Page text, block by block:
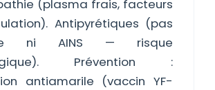
(plasma frais, facteurs
Antipyrétiques (pas
ni AINS — risque
Prévention :
antiamarile (vaccin YF-